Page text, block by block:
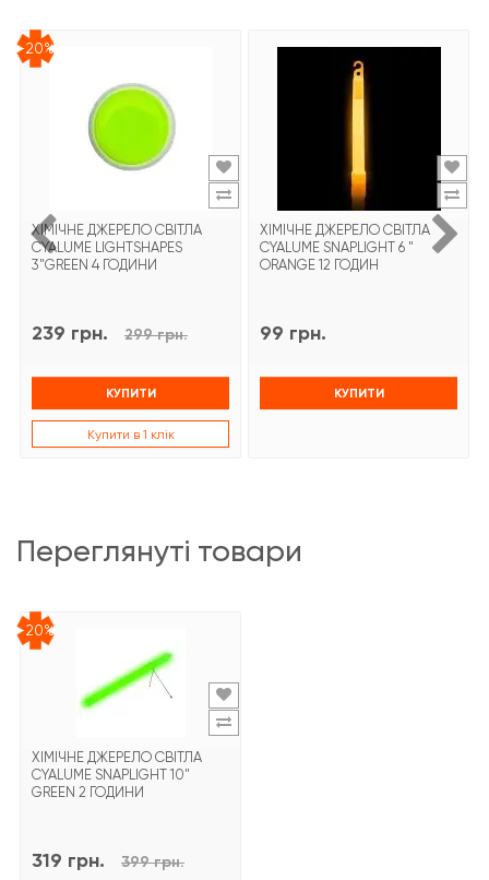
-20%
ХІМІЧНЕ ДЖЕРЕЛО СВІТЛА
CYALUME LIGHTSHAPES
3"GREEN 4 ГОДИНИ
239 грн. 299 грн.
КУПИТИ
Купити в 1 клік
ХІМІЧНЕ ДЖЕРЕЛО СВІТЛА
CYALUME SNAPLIGHT 6 "
ORANGE 12 ГОДИН
99 грн.
КУПИТИ
переглянуті товари
-20%
ХІМІЧНЕ ДЖЕРЕЛО СВІТЛА
CYALUME SNAPLIGHT 10"
GREEN 2 ГОДИНИ
319 грн. 399 грн.